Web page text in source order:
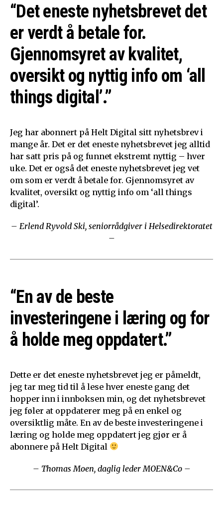
“Det eneste nyhetsbrevet det
er verdt å betale for.
Gjennomsyret av kvalitet,
oversikt og nyttig info om ‘all
things digital’.”
Jeg har abonnert på Helt Digital sitt nyhetsbrev i
mange år. Det er det eneste nyhetsbrevet jeg alltid
har satt pris på og funnet ekstremt nyttig – hver
uke. Det er også det eneste nyhetsbrevet jeg vet
om som er verdt å betale for. Gjennomsyret av
kvalitet, oversikt og nyttig info om ‘all things
digital’.
– Erlend Ryvold Ski, seniorrådgiver i Helsedirektoratet
–
“En av de beste
investeringene i læring og for
å holde meg oppdatert.”
Dette er det eneste nyhetsbrevet jeg er påmeldt,
jeg tar meg tid til å lese hver eneste gang det
hopper inn i innboksen min, og det nyhetsbrevet
jeg føler at oppdaterer meg på en enkel og
oversiktlig måte. En av de beste investeringene i
læring og holde meg oppdatert jeg gjør er å
abonnere på Helt Digital
– Thomas Moen, daglig leder MOEN&Co –